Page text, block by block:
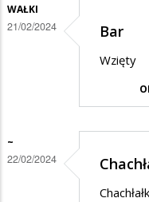
WAŁKI
21/02/2024 Bar
Wzięty
~
22/02/2024